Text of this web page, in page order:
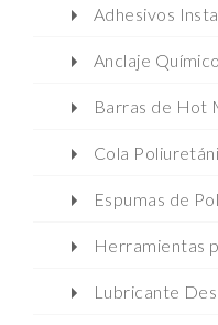
Adhesivos
Anclaje Químico
Barras de Hot
Cola
Espumas de
Herramientas
Lubricante